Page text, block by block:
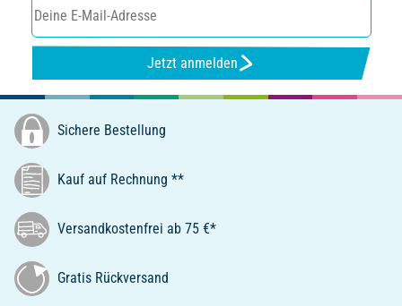
Jetzt anmelden
Sichere Bestellung
Kauf auf Rechnung **
Versandkostenfrei ab 75 €*
Gratis Rückversand